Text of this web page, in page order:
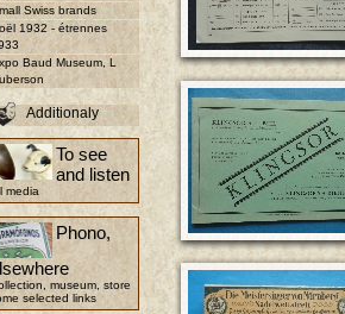
Swiss brands
1932 - étrennes
Baud Museum, L
Additionaly
To see
and listen
media
Phono,
museum, store
selected links